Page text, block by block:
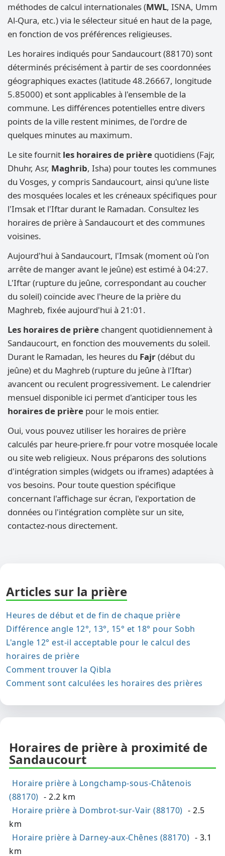
méthodes de calcul internationales (MWL, ISNA, Umm
Al-Qura, etc.) via le sélecteur situé en haut de la page,
en fonction de vos préférences religieuses.
Les horaires indiqués pour Sandaucourt (88170) sont
déterminés précisément à partir de ses coordonnées
géographiques exactes (latitude 48.26667, longitude
5.85000) et sont applicables à l'ensemble de la
commune. Les différences potentielles entre divers
points de la ville restent minimes, de l'ordre de
quelques minutes au maximum.
Le site fournit les horaires de prière quotidiens (Fajr,
Dhuhr, Asr, Maghrib, Isha) pour toutes les communes
du Vosges, y compris Sandaucourt, ainsi qu'une liste
des mosquées locales et les créneaux spécifiques pour
l'Imsak et l'Iftar durant le Ramadan. Consultez les
horaires de prière à Sandaucourt et des communes
voisines.
Aujourd'hui à Sandaucourt, l'Imsak (moment où l'on
arrête de manger avant le jeûne) est estimé à 04:27.
L'Iftar (rupture du jeûne, correspondant au coucher
du soleil) coïncide avec l'heure de la prière du
Maghreb, fixée aujourd'hui à 21:01.
Les horaires de prière changent quotidiennement à
Sandaucourt, en fonction des mouvements du soleil.
Durant le Ramadan, les heures du Fajr(début du
jeûne) et du Maghreb (rupture du jeûne à l'Iftar)
avancent ou reculent progressivement. Le calendrier
mensuel disponible ici permet d'anticiper tous les
horaires de prière pour le mois entier.
Oui, vous pouvez utiliser les horaires de prière
calculés par heure-priere.fr pour votre mosquée locale
ou site web religieux. Nous préparons des solutions
d'intégration simples (widgets ou iframes) adaptées à
vos besoins. Pour toute question spécifique
concernant l'affichage sur écran, l'exportation de
données ou l'intégration complète sur un site,
contactez-nous directement.
Articles sur la prière
Heures de début et de fin de chaque prière
Différence angle 12°, 13°, 15° et 18° pour Sobh
L'angle 12° est-il acceptable pour le calcul des
horaires de prière
Comment trouver la Qibla
Comment sont calculées les horaires des prières
Horaires de prière à proximité de
Sandaucourt
Horaire prière à Longchamp-sous-Châtenois
(88170) - 2.2 km
Horaire prière à Dombrot-sur-Vair (88170) - 2.5
km
Horaire prière à Darney-aux-Chênes (88170) - 3.1
km